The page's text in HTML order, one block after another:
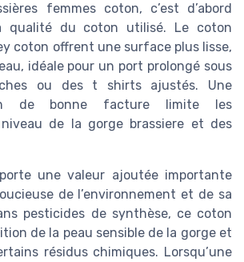
femmes coton, c’est d’abord
qualité du coton utilisé. Le coton
coton offrent une surface plus lisse,
idéale pour un port prolongé sous
ou des t shirts ajustés. Une
de bonne facture limite les
de la gorge brassiere et des
une valeur ajoutée importante
de l’environnement et de sa
pesticides de synthèse, ce coton
de la peau sensible de la gorge et
résidus chimiques. Lorsqu’une